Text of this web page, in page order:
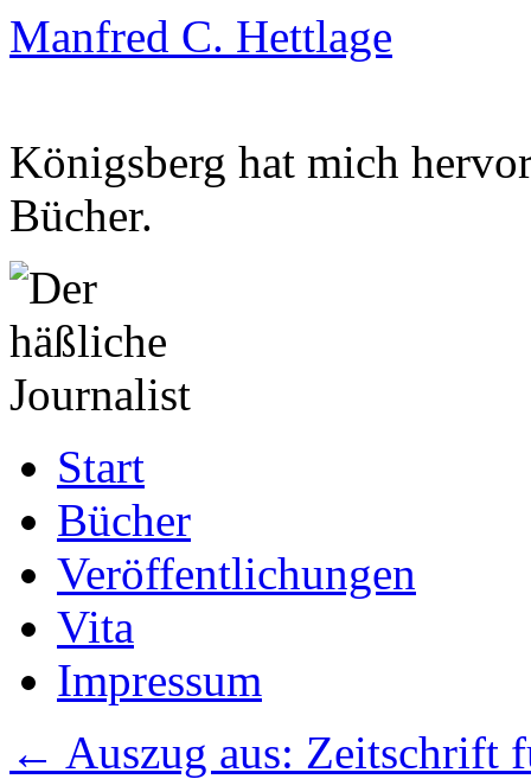
Manfred C. Hettlage
Königsberg hat mich
Bücher.
Inhalt
springenStart
Bücher
Veröffentlichungen
Vita
Impressum
← Auszug aus: Zeitschrift